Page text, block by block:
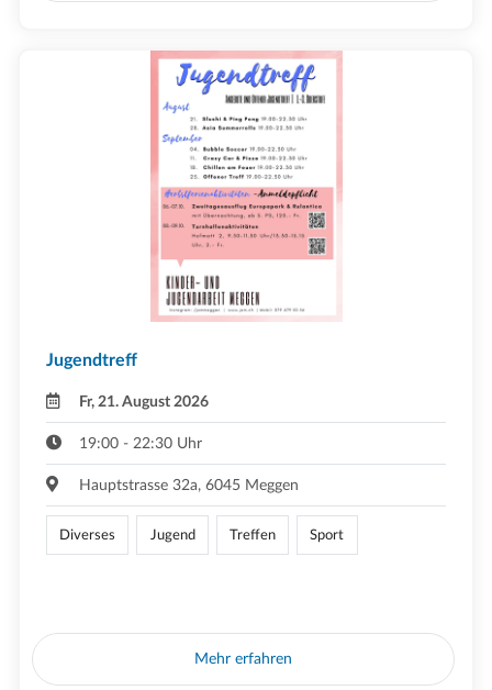
Jugendtreff
Fr, 21. August 2026
19:00 - 22:30 Uhr
Hauptstrasse 32a, 6045 Meggen
Diverses Jugend Treffen Sport
Mehr erfahren